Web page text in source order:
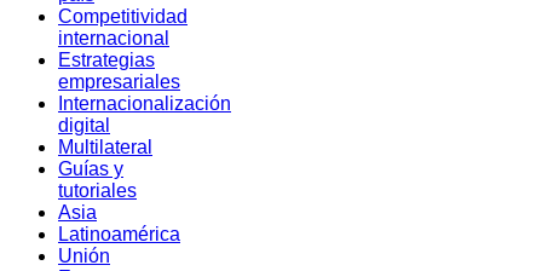
Competitividad
internacional
Estrategias
empresariales
Internacionalización
digital
Multilateral
Guías y
tutoriales
Asia
Latinoamérica
Unión